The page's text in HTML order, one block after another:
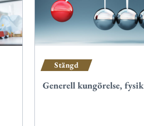
Stängd
Generell kungörelse, fysik